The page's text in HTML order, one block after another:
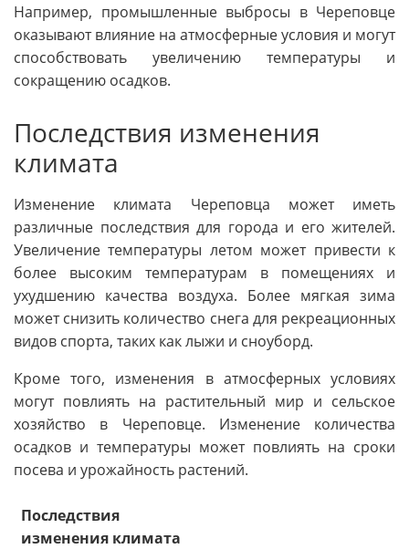
Например, промышленные выбросы в Череповце
оказывают влияние на атмосферные условия и могут
способствовать увеличению температуры и
сокращению осадков.
Последствия изменения
климата
Изменение климата Череповца может иметь
различные последствия для города и его жителей.
Увеличение температуры летом может привести к
более высоким температурам в помещениях и
ухудшению качества воздуха. Более мягкая зима
может снизить количество снега для рекреационных
видов спорта, таких как лыжи и сноуборд.
Кроме того, изменения в атмосферных условиях
могут повлиять на растительный мир и сельское
хозяйство в Череповце. Изменение количества
осадков и температуры может повлиять на сроки
посева и урожайность растений.
Последствия
изменения климата